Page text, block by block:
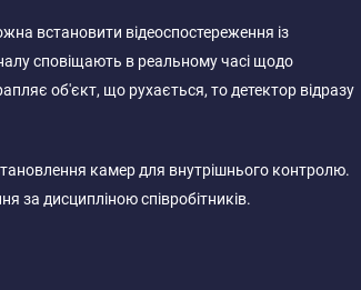
встановити відеоспостереження із
сповіщають в реальному часі щодо
об'єкт, що рухається, то детектор відразу
камер для внутрішнього контролю.
за дисципліною співробітників.